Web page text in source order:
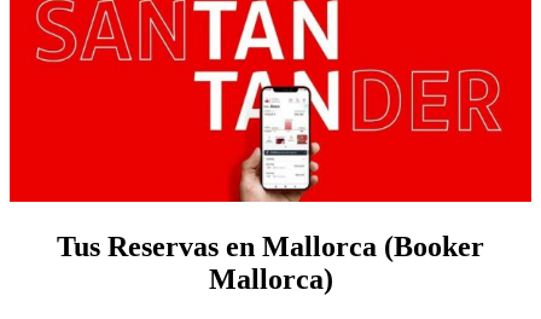
Tus Reservas en Mallorca (Booker
Mallorca)